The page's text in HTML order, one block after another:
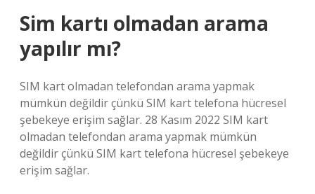
Sim kartı olmadan arama
yapılır mı?
SIM kart olmadan telefondan arama yapmak
mümkün değildir çünkü SIM kart telefona hücresel
şebekeye erişim sağlar. 28 Kasım 2022 SIM kart
olmadan telefondan arama yapmak mümkün
değildir çünkü SIM kart telefona hücresel şebekeye
erişim sağlar.